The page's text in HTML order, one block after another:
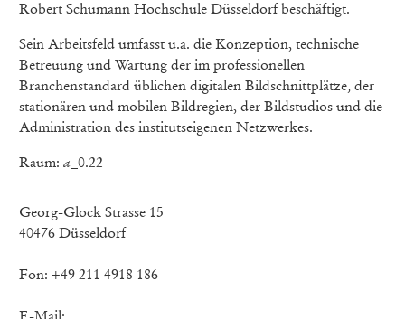
Robert Schumann Hochschule Düsseldorf beschäftigt.
Sein Arbeitsfeld umfasst u.a. die Konzeption, technische
Betreuung und Wartung der im professionellen
Branchenstandard üblichen digitalen Bildschnittplätze, der
stationären und mobilen Bildregien, der Bildstudios und die
Administration des institutseigenen Netzwerkes.
Raum: a _0.22
Georg-Glock Strasse 15
40476 Düsseldorf
Fon: +49 211 4918 186